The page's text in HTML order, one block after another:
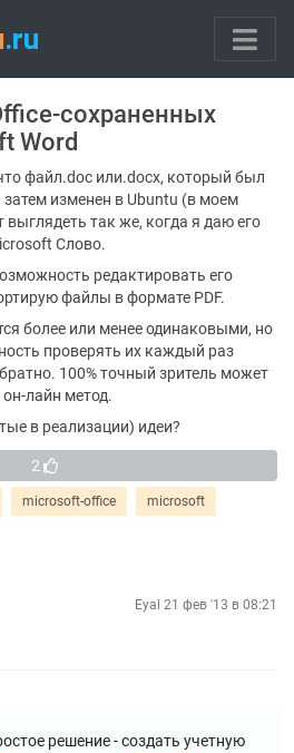
сохраненных
Word
файл.doc или.docx, который был
изменен в Ubuntu (в моем
выглядеть так же, когда я даю его
Слово.
редактировать его
файлы в формате PDF.
более или менее одинаковыми, но
проверять их каждый раз
100% точный зритель может
лайн метод.
в реализации) идеи?
2
microsoft-office microsoft
Eyal 21 фев '13 в 08:21
решение - создать учетную